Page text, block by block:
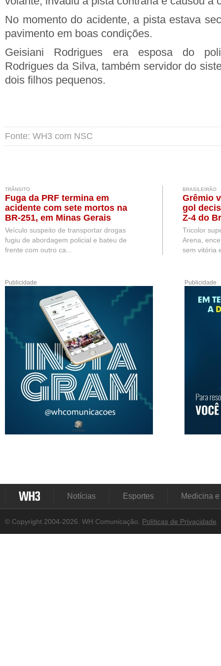
No momento do acidente, a pista estava
pavimento em boas condições.
Geisiani Rodrigues era esposa do
Rodrigues da Silva, também servidor do
dois filhos pequenos.
Fonte: WH3 com NSC
TRÂNSITO
Fuga da PRF termina em
acidente com sete mortos na
BR-251, em Minas Gerais
Veículo suspeito de transportar drogas
fugiu de abordagem policial e bateu de
frente com outro ca...
BRASILEIRÃO
Grêmio
gol
Z-4 do
Tricolor
Arena,
sem vitória
Publicidade Publicidade
Notícias Esportes Medicina
© Copyright 2004-2026. WH Comunicação. Políticas de Privacidade